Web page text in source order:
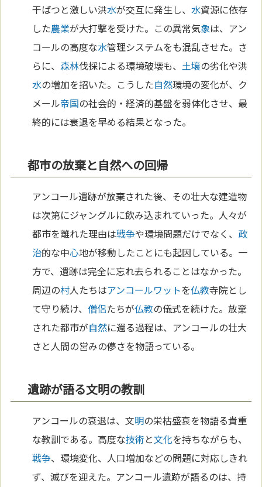
干ばつと激しい洪水が交互に発生し、水資源に依存
した農業が大打撃を受けた。この異常気象は、アン
コールの高度な水管理システムをも混乱させた。さ
らに、森林伐採による環境破壊も、土壌の劣化や洪
水の増加を招いた。こうした自然環境の変化が、ク
メール帝国の社会的・経済的基盤を弱体化させ、最
終的には衰退を早める結果となった。
都市の放棄と自然への回帰
アンコール遺跡が放棄された後、その壮大な建造物
は次第にジャングルに飲み込まれていった。人々が
都市を離れた理由は戦争や環境問題だけでなく、 政
治的な中心地が移動したことにも起因している。一
方で、遺跡は完全に忘れ去られることはなかった。
周辺の村人たちはアンコールワットを仏教寺院とし
て守り続け、僧侶たちが仏教の儀式を続けた。放棄
された都市が自然に還る過程は、アンコールの壮大
さと人間の営みの儚さを物語っている。
遺跡が語る文明の教訓
アンコールの衰退は、文明の栄枯盛衰を物語る貴重
な教訓である。高度な技術と文化を持ちながらも、
戦争、環境変化、人口増加などの問題に対応しきれ
ず、滅びを迎えた。アンコール遺跡が語るのは、持